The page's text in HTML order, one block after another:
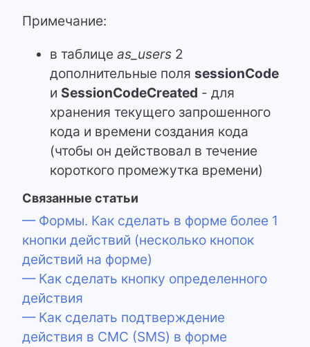
Примечание:
в таблице as_users 2
дополнительные поля sessionCode
и SessionCodeCreated - для
хранения текущего запрошенного
кода и времени создания кода
(чтобы он действовал в течение
короткого промежутка времени)
Связанные статьи
— Формы. Как сделать в форме более 1
кнопки действий (несколько кнопок
действий на форме)
— Как сделать кнопку определенного
действия
— Как сделать подтверждение
действия в СМС (SMS) в форме